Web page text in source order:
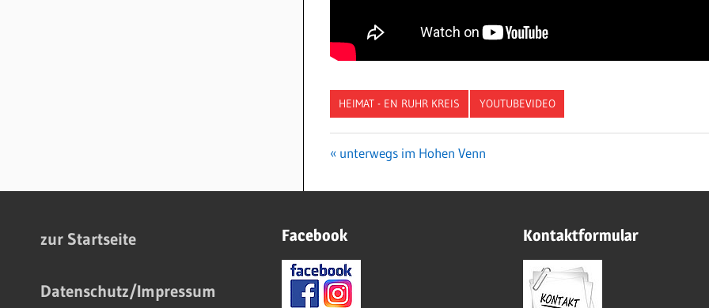
HEIMAT - EN RUHR KREIS YOUTUBEVIDEO
Vorheriger
unterwegs im Hohen Venn
zur Startseite
Datenschutz/Impressum
Facebook Kontaktformular